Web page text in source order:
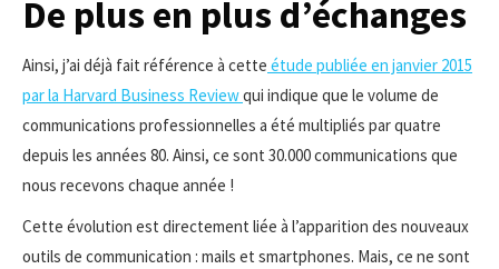
De plus en plus d’échanges
Ainsi, j’ai déjà fait référence à cette étude publiée en janvier 2015
par la Harvard Business Reviewqui indique que le volume de
communications professionnelles a été multipliés par quatre
depuis les années 80. Ainsi, ce sont 30.000 communications que
nous recevons chaque année !
Cette évolution est directement liée à l’apparition des nouveaux
outils de communication : mails et smartphones. Mais, ce ne sont